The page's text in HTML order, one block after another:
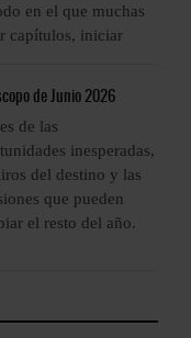
en el que muchas
capítulos, iniciar
de Junio 2026
de las
inesperadas,
del destino y las
que pueden
el resto del año.